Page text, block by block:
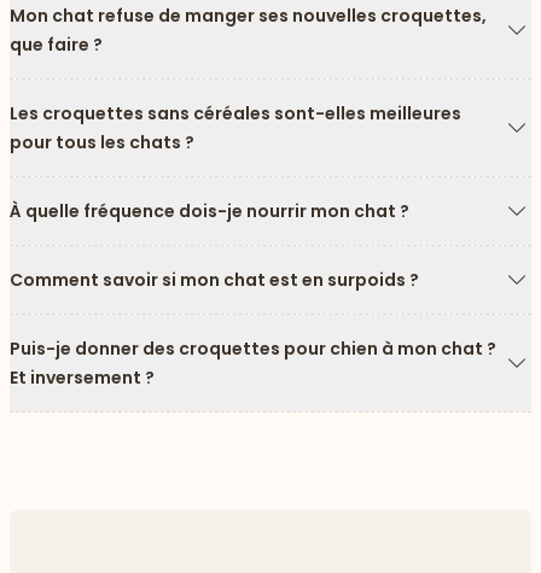
Mon chat refuse de manger ses nouvelles croquettes,
que faire ?
Les croquettes sans céréales sont-elles meilleures
pour tous les chats ?
À quelle fréquence dois-je nourrir mon chat ?
Comment savoir si mon chat est en surpoids ?
Puis-je donner des croquettes pour chien à mon chat ?
Et inversement ?